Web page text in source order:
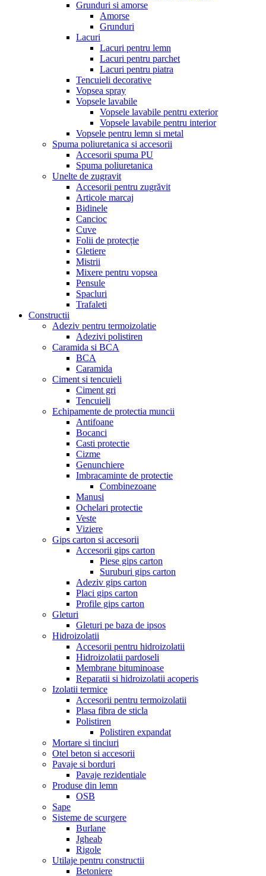
Grunduri si amorse
Amorse
Grunduri
Lacuri
Lacuri pentru lemn
Lacuri pentru parchet
Lacuri pentru piatra
Tencuieli decorative
Vopsea spray
Vopsele lavabile
Vopsele lavabile pentru exterior
Vopsele lavabile pentru interior
Vopsele pentru lemn si metal
Spuma poliuretanica si accesorii
Accesorii spuma PU
Spuma poliuretanica
Unelte de zugravit
Accesorii pentru zugrăvit
Articole marcaj
Bidinele
Cancioc
Cuve
Folii de protecție
Gletiere
Mistrii
Mixere pentru vopsea
Pensule
Spacluri
Trafaleti
Constructii
Adeziv pentru termoizolatie
Adezivi polistiren
Caramida si BCA
BCA
Caramida
Ciment si tencuieli
Ciment gri
Tencuieli
Echipamente de protectia muncii
Antifoane
Bocanci
Casti protectie
Cizme
Genunchiere
Imbracaminte de protectie
Combinezoane
Manusi
Ochelari protectie
Veste
Viziere
Gips carton si accesorii
Accesorii gips carton
Piese gips carton
Suruburi gips carton
Adeziv gips carton
Placi gips carton
Profile gips carton
Gleturi
Gleturi pe baza de ipsos
Hidroizolatii
Accesorii pentru hidroizolatii
Hidroizolatii pardoseli
Membrane bituminoase
Reparatii si hidroizolatii acoperis
Izolatii termice
Accesorii pentru termoizolatii
Plasa fibra de sticla
Polistiren
Polistiren expandat
Mortare si tinciuri
Otel beton si accesorii
Pavaje si borduri
Pavaje rezidentiale
Produse din lemn
OSB
Sape
Sisteme de scurgere
Burlane
Jgheab
Rigole
Utilaje pentru constructii
Betoniere